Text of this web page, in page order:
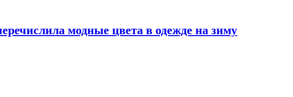
модные цвета в одежде на зиму